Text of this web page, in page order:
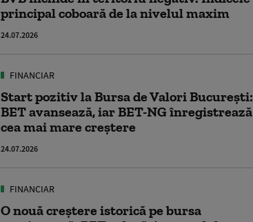
principal coboară de la nivelul maxim
24.07.2026
FINANCIAR
Start pozitiv la Bursa de Valori București:
BET avansează, iar BET-NG înregistrează
cea mai mare creștere
24.07.2026
FINANCIAR
O nouă creștere istorică pe bursa